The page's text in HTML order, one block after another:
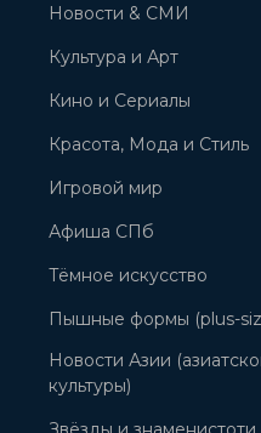
Новости & СМИ
Культура и Арт
Кино и Сериалы
Красота, Мода и Стиль
Игровой мир
Афиша СПб
Тёмное искусство
Пышные формы (plus-
Новости Азии
культуры)